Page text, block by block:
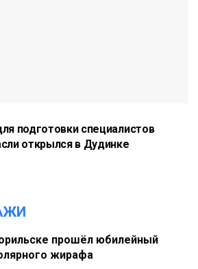
подготовки специалистов
открылся в Дудинке
прошёл юбилейный
жирафа